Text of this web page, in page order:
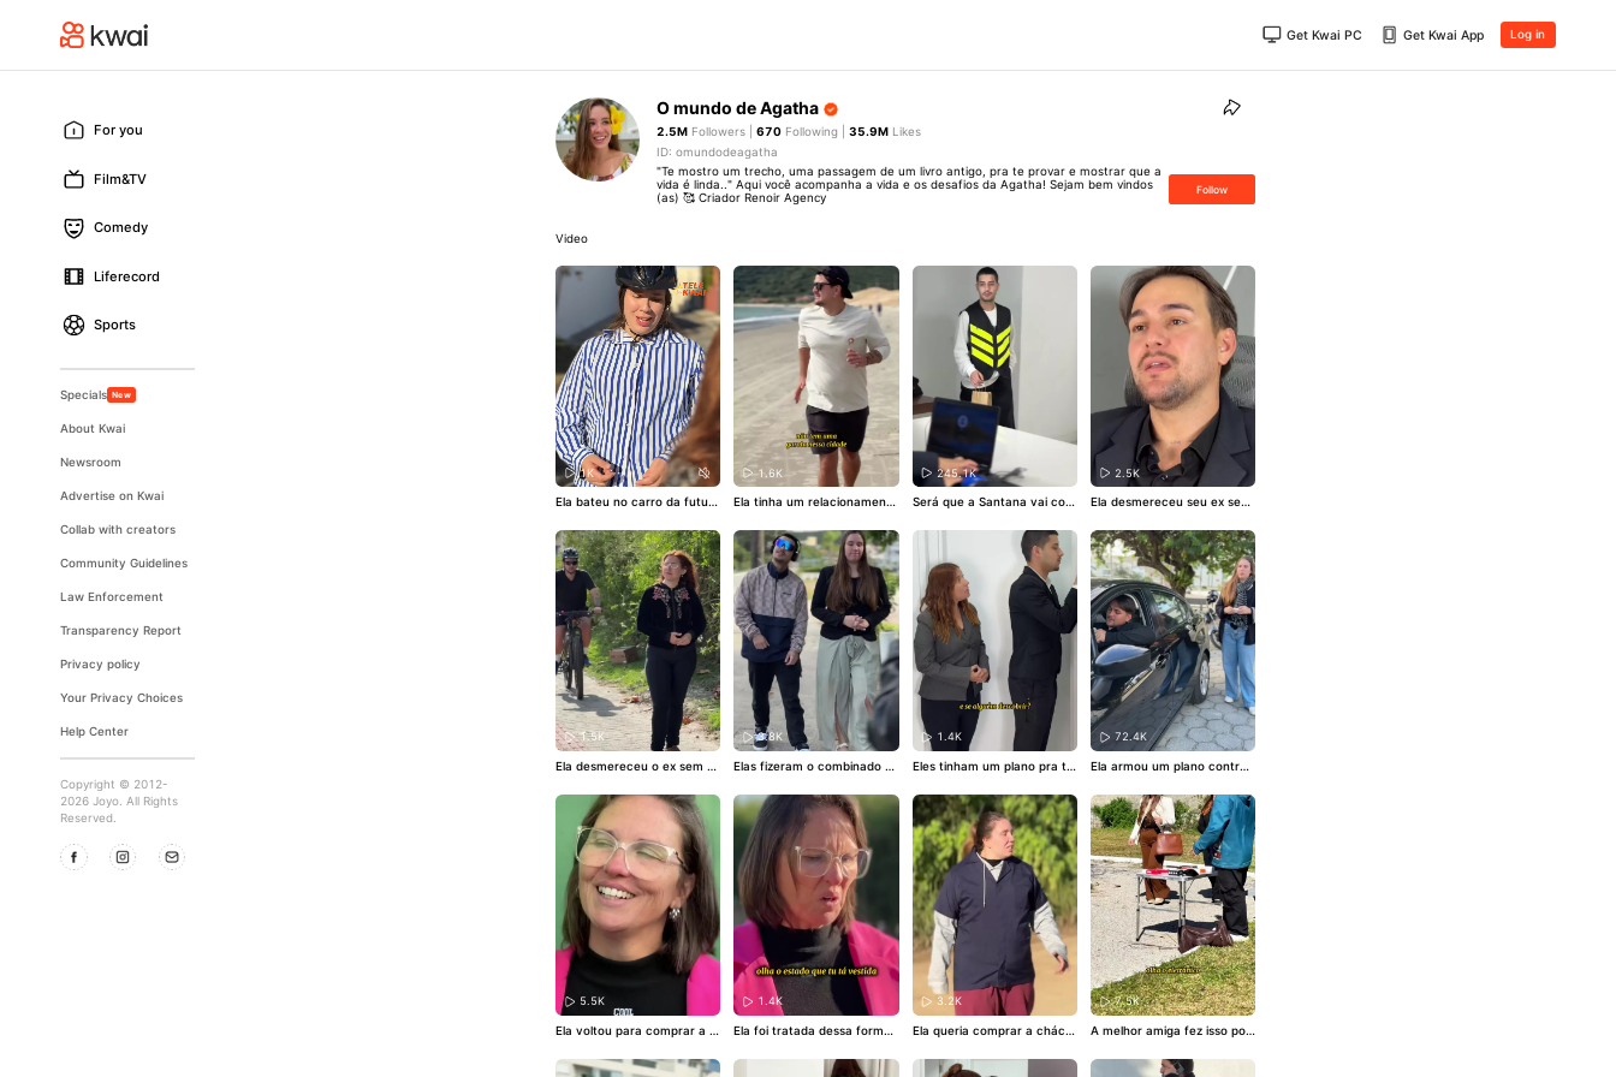
Get Kwai PC Get Kwai App Log in
For you
Film&TV
Comedy
Liferecord
Sports
Specials New
About Kwai
Newsroom
Advertise on Kwai
Collab with creators
Community Guidelines
Law Enforcement
Transparency Report
Privacy policy
Your Privacy Choices
Help Center
Copyright © 2012-
2026 Joyo. All Rights
Reserved.
O mundo de Agatha
2.5M Followers |670 Following |35.9M Likes
ID: omundodeagatha
"Te mostro um trecho, uma passagem de um livro antigo, pra te provar e mostrar que a
vida é linda.." Aqui você acompanha a vida e os desafios da Agatha! Sejam bem vindos
(as) 🥰 Criador Renoir Agency
Follow
Video
1K
Ela bateu no carro da futura
1.6K
Ela tinha um relacionamento
udo 😍#telekwai
245.1K
Será que a Santana vai con
🫢#telekwai
2.5K
Ela desmereceu seu ex sem
stas 😱#telekwai
1.5K
Ela desmereceu o ex sem sa
as 😱#telekwai
3.8K
Elas fizeram o combinado q
ue vai acontecer 😲#telekw
ai
1.4K
Eles tinham um plano pra tir
que aconteceu 😳#telekwai
72.4K
Ela armou um plano contra
ontecer 😱#telekwai
5.5K
Ela voltou para comprar a c
ceu 😲#telekwai
1.4K
Ela foi tratada dessa forma,
chácara? 😱
#telekwai
3.2K
Ela queria comprar a chácar
a 😢#telekwai
7.5K
A melhor amiga fez isso por
elekwai